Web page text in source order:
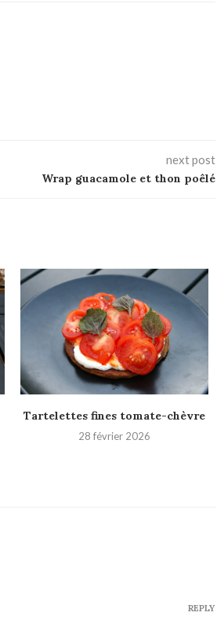
next post
Wrap guacamole et thon poêlé
Tartelettes fines tomate-chèvre
28 février 2026
REPLY